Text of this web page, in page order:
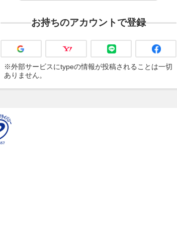
お持ちのアカウントで登録
※外部サービスにtypeの情報が投稿されることは一切
ありません。